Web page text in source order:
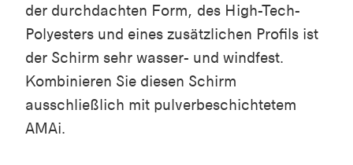
der durchdachten Form, des High-Tech-
Polyesters und eines zusätzlichen Profils ist
der Schirm sehr wasser- und windfest.
Kombinieren Sie diesen Schirm
ausschließlich mit pulverbeschichtetem
AMAi.